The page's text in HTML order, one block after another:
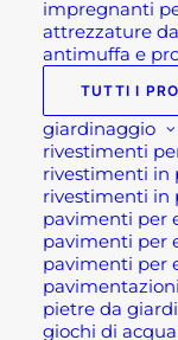
impregnanti
attrezzature
antimuffa e
TUTTI I
giardinaggio
rivestimenti
rivestimenti in
rivestimenti in
pavimenti per
pavimenti per
pavimenti per
pietre da
giochi di acqua
Visita il nostro
Seguici su
Canale di
Scopri i
Utensili da
Recinzioni
Bordura per